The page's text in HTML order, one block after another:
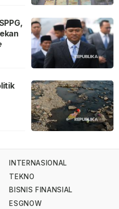
INTERNASIONAL
TEKNO
BISNIS FINANSIAL
ESGNOW